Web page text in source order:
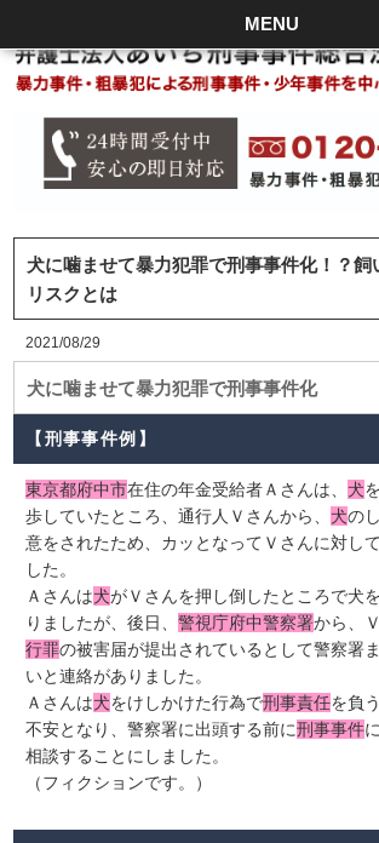
MENU
犬に噛ませて暴力犯罪で刑事事件化！？飼
リスクとは
2021/08/29
犬に噛ませて暴力犯罪で刑事事件化
【刑事事件例】
東京都府中市在住の年金受給者Ａさんは、犬
歩していたところ、通行人Ｖさんから、犬の
意をされたため、カッとなってＶさんに対し
した。
Ａさんは犬がＶさんを押し倒したところで犬
りましたが、後日、警視庁府中警察署から、
行罪の被害届が提出されているとして警察署
いと連絡がありました。
Ａさんは犬をけしかけた行為で刑事責任を負
不安となり、警察署に出頭する前に刑事事件
相談することにしました。
（フィクションです。）